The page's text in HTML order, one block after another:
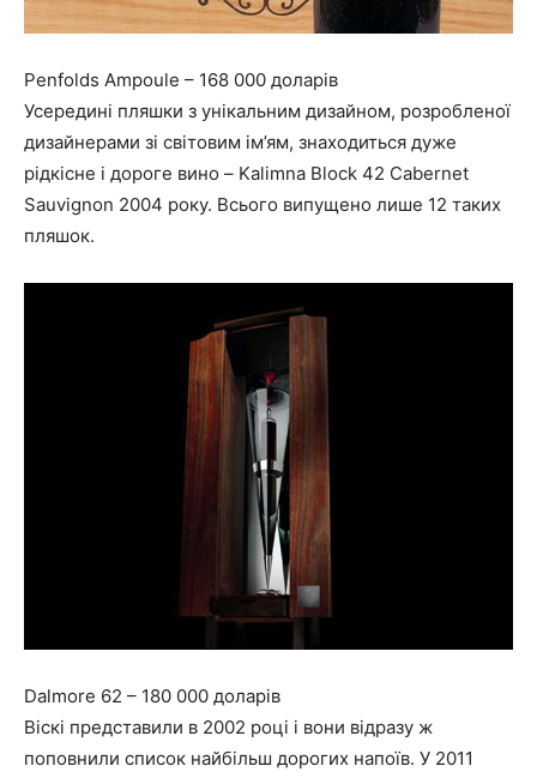
Penfolds Ampoule – 168 000 доларів
Усередині пляшки з унікальним дизайном, розробленої
дизайнерами зі світовим ім’ям, знаходиться дуже
рідкісне і дороге вино – Kalimna Block 42 Cabernet
Sauvignon 2004 року. Всього випущено лише 12 таких
пляшок.
Dalmore 62 – 180 000 доларів
Віскі представили в 2002 році і вони відразу ж
поповнили список найбільш дорогих напоїв. У 2011